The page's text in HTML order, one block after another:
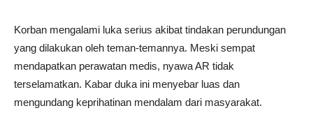
Korban mengalami luka serius akibat tindakan perundungan
yang dilakukan oleh teman-temannya. Meski sempat
mendapatkan perawatan medis, nyawa AR tidak
terselamatkan. Kabar duka ini menyebar luas dan
mengundang keprihatinan mendalam dari masyarakat.